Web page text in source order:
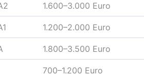
1.600–3.000 Euro
1.200–2.000 Euro
1.800–3.500 Euro
700–1.200 Euro